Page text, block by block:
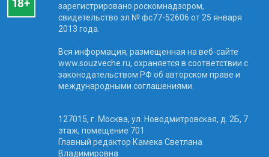
зарегистрировано роскомнадзором,
свидетельство эл № фc77-52606 от 25 января
2013 года.
Вся информация, размещенная на веб-сайте
www.souzveche.ru, охраняется в соответствии с
законодательством РФ об авторском праве и
международными соглашениями.
127015, г. Москва, ул. Новодмитровская, д. 2Б, 7
этаж, помещение 701
Главный редактор Камека Светлана
Владимировна